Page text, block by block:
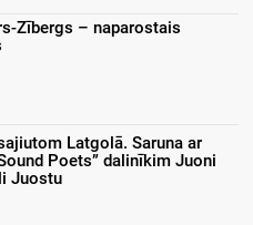
Zībergs – naparostais
Latgolā. Saruna ar
Poets” dalinīkim Juoni
Juostu